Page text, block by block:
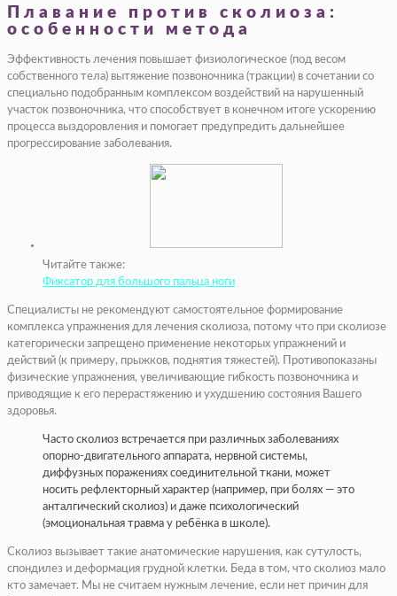
Плавание против сколиоза:
особенности метода
Эффективность лечения повышает физиологическое (под весом
собственного тела) вытяжение позвоночника (тракции) в сочетании со
специально подобранным комплексом воздействий на нарушенный
участок позвоночника, что способствует в конечном итоге ускорению
процесса выздоровления и помогает предупредить дальнейшее
прогрессирование заболевания.
Читайте также:
Фиксатор для большого пальца ноги
Специалисты не рекомендуют самостоятельное формирование
комплекса упражнения для лечения сколиоза, потому что при сколиозе
категорически запрещено применение некоторых упражнений и
действий (к примеру, прыжков, поднятия тяжестей). Противопоказаны
физические упражнения, увеличивающие гибкость позвоночника и
приводящие к его перерастяжению и ухудшению состояния Вашего
здоровья.
Часто сколиоз встречается при различных заболеваниях
опорно-двигательного аппарата, нервной системы,
диффузных поражениях соединительной ткани, может
носить рефлекторный характер (например, при болях — это
анталгический сколиоз) и даже психологический
(эмоциональная травма у ребёнка в школе).
Сколиоз вызывает такие анатомические нарушения, как сутулость,
спондилез и деформация грудной клетки. Беда в том, что сколиоз мало
кто замечает. Мы не считаем нужным лечение, если нет причин для